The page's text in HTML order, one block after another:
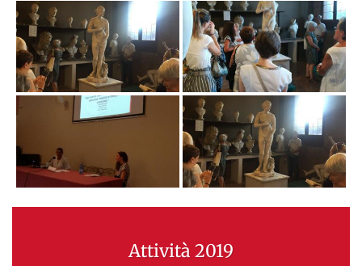
Attività 2019